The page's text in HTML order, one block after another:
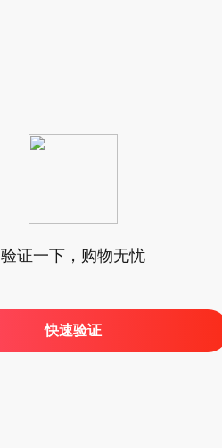
验证一下，购物无忧
快速验证